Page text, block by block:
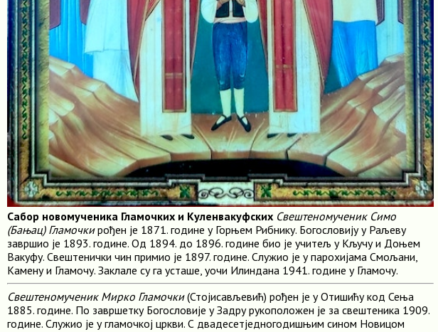
Сабор новомученика Гламочких и Куленвакуфских Свештеномученик Симо
(Бањац) Гламочкирођен је 1871. године у Горњем Рибнику. Богословију у Раљеву
завршио је 1893. године. Од 1894. до 1896. године био је учитељ у Кључу и Доњем
Вакуфу. Свештенички чин примио је 1897. године. Служио је у парохијама Смољани,
Камену и Гламочу. Заклале су га усташе, уочи Илиндана 1941. године у Гламочу.
Свештеномученик Мирко Гламочки(Стојисављевић) рођен је у Отишићу код Сења
1885. године. По завршетку Богословије у Задру рукоположен је за свештеника 1909.
године. Служио је у гламочкој цркви. С двадесетједногодишњим сином Новицом